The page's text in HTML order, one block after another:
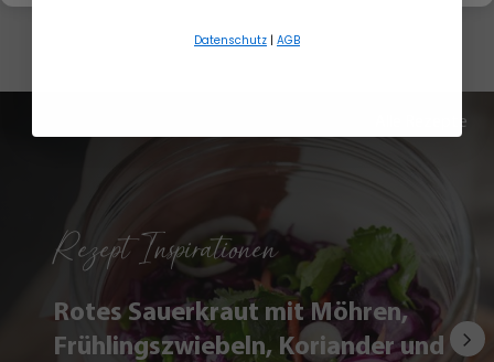
Rezept Inspirationen
Rotes Sauerkraut mit Möhren,
Frühlingszwiebeln, Koriander und
Alle Rezepte
Datenschutz | AGB